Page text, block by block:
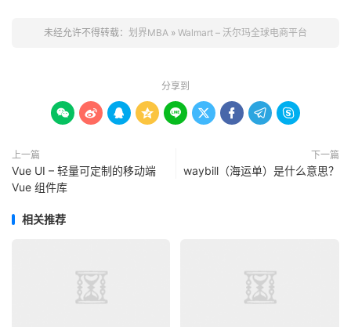
未经允许不得转载： 划界MBA » Walmart – 沃尔玛全球电商平台
分享到
        
上一篇
Vue UI – 轻量可定制的移动端
Vue 组件库
下一篇
waybill（海运单）是什么意思？
相关推荐